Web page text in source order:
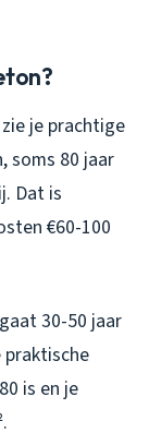
je prachtige
soms 80 jaar
Dat is
€60-100
30-50 jaar
praktische
is en je